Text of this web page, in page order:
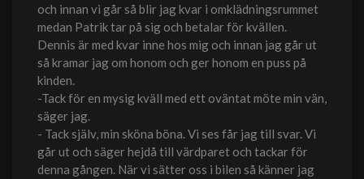
och innan vi går så blir jag kvar i omklädningsrummet
medan Patrik tar på sig och betalar för kvällen.
Dennis är med kvar inne hos mig och innan jag går ut
så kramar jag om honom och ger honom en puss på
kinden.
-Tack för en mysig kväll med ett oväntat möte min vän,
säger jag.
- Tack själv, min sköna böna. Vi ses får jag till svar. Vi
går ut och säger hejdå till värdparet och tackar för
denna gången. När vi sätter oss i bilen så känner jag